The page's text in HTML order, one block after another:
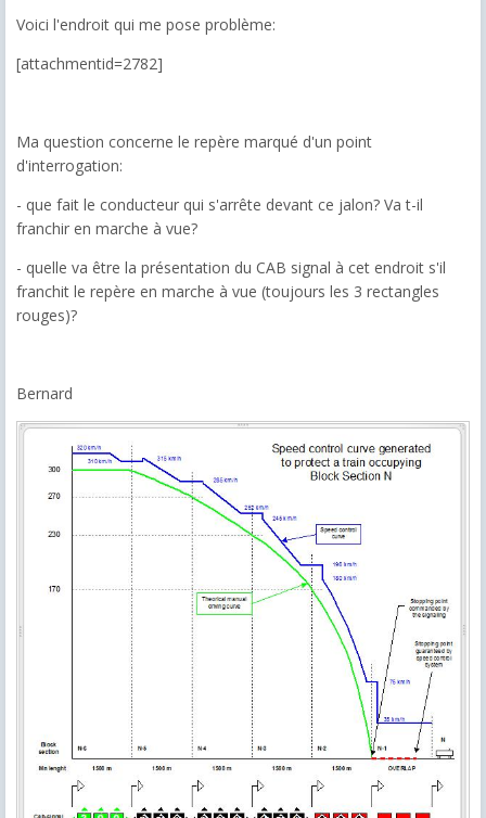
Voici l'endroit qui me pose problème:
[attachmentid=2782]
Ma question concerne le repère marqué d'un point
d'interrogation:
- que fait le conducteur qui s'arrête devant ce jalon? Va t-il
franchir en marche à vue?
- quelle va être la présentation du CAB signal à cet endroit s'il
franchit le repère en marche à vue (toujours les 3 rectangles
rouges)?
Bernard